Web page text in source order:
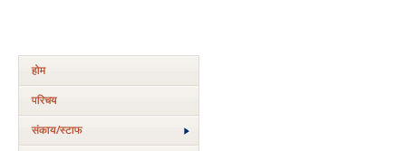
होम
परिचय
संकाय/स्‍टाफ